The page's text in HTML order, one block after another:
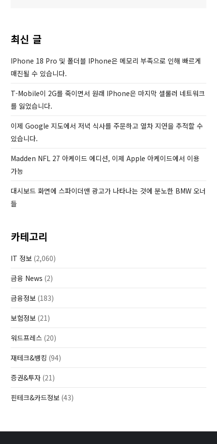
s
P
o
s
t
최신 글
IPhone 18 Pro 및 폴더블 IPhone은 메모리 부족으로 인해 빠르게
매진될 수 있습니다.
T-Mobile이 2G를 죽이면서 원래 IPhone은 마지막 셀룰러 네트워크
를 잃었습니다.
이제 Google 지도에서 저녁 식사를 주문하고 열차 지연을 추적할 수
있습니다.
Madden NFL 27 아케이드 에디션, 이제 Apple 아케이드에서 이용
가능
대시보드 화면에 스파이더맨 광고가 나타나는 것에 분노한 BMW 오너
들
카테고리
IT 정보 (2,060)
금융 News (2)
금융정보 (183)
보험정보 (21)
워드프레스 (20)
재테크&뱅킹 (94)
증권&투자 (21)
핀테크&카드정보 (43)